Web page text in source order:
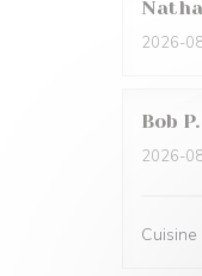
2026-
Bob P
2026-